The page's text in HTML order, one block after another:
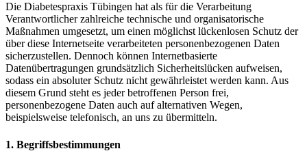
Die Diabetespraxis Tübingen hat als für die Verarbeitung
Verantwortlicher zahlreiche technische und organisatorische
Maßnahmen umgesetzt, um einen möglichst lückenlosen Schutz der
über diese Internetseite verarbeiteten personenbezogenen Daten
sicherzustellen. Dennoch können Internetbasierte
Datenübertragungen grundsätzlich Sicherheitslücken aufweisen,
sodass ein absoluter Schutz nicht gewährleistet werden kann. Aus
diesem Grund steht es jeder betroffenen Person frei,
personenbezogene Daten auch auf alternativen Wegen,
beispielsweise telefonisch, an uns zu übermitteln.
1. Begriffsbestimmungen